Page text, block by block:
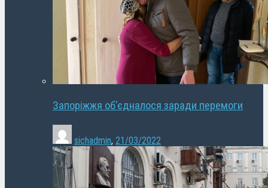
Запоріжжя об’єдналося заради перемоги
sichadmin, 21/03/2022